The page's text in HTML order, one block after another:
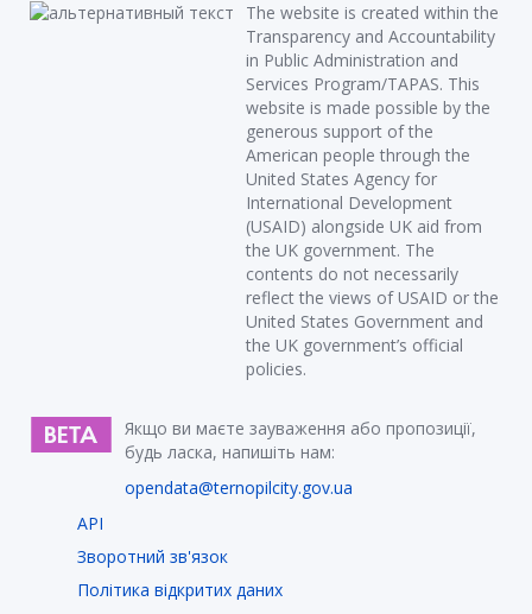
The website is created within the
Transparency and Accountability
in Public Administration and
Services Program/TAPAS. This
website is made possible by the
generous support of the
American people through the
United States Agency for
International Development
(USAID) alongside UK aid from
the UK government. The
contents do not necessarily
reflect the views of USAID or the
United States Government and
the UK government’s official
policies.
Якщо ви маєте зауваження або пропозиції,
будь ласка, напишіть нам:
opendata@ternopilcity.gov.ua
API
Зворотний зв'язок
Політика відкритих даних